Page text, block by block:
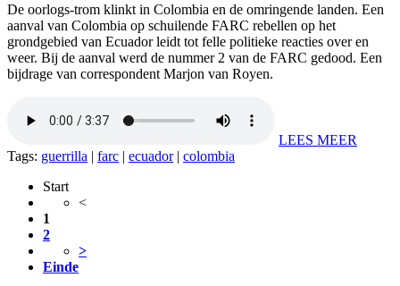
De oorlogs-trom klinkt in Colombia en de omringende landen. Een
aanval van Colombia op schuilende FARC rebellen op het
grondgebied van Ecuador leidt tot felle politieke reacties over en
weer. Bij de aanval werd de nummer 2 van de FARC gedood. Een
bijdrage van correspondent Marjon van Royen.
LEES MEER
Tags: guerrilla | farc | ecuador| colombia
Start
<
1
2
>
Einde